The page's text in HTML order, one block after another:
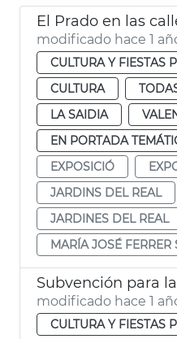
El Prado en las
modificado hace 1
CULTURA Y FIESTAS
CULTURA
LA SAIDIA
EN PORTADA
EXPOSICIÓ
JARDINS DEL REAL
JARDINES DEL REAL
MARÍA JOSÉ
modificado hace 1
CULTURA Y FIESTAS